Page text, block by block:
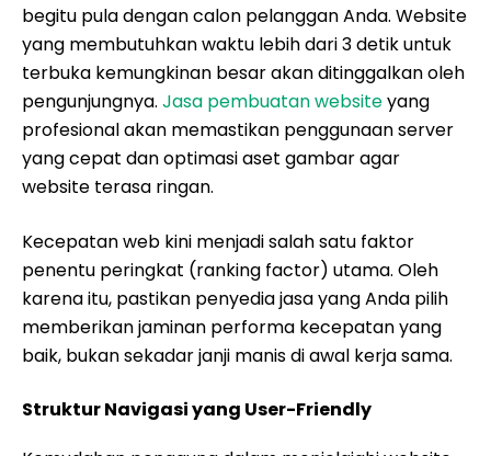
begitu pula dengan calon pelanggan Anda. Website
yang membutuhkan waktu lebih dari 3 detik untuk
terbuka kemungkinan besar akan ditinggalkan oleh
pengunjungnya. Jasa pembuatan websiteyang
profesional akan memastikan penggunaan server
yang cepat dan optimasi aset gambar agar
website terasa ringan.
Kecepatan web kini menjadi salah satu faktor
penentu peringkat (ranking factor) utama. Oleh
karena itu, pastikan penyedia jasa yang Anda pilih
memberikan jaminan performa kecepatan yang
baik, bukan sekadar janji manis di awal kerja sama.
Struktur Navigasi yang User-Friendly